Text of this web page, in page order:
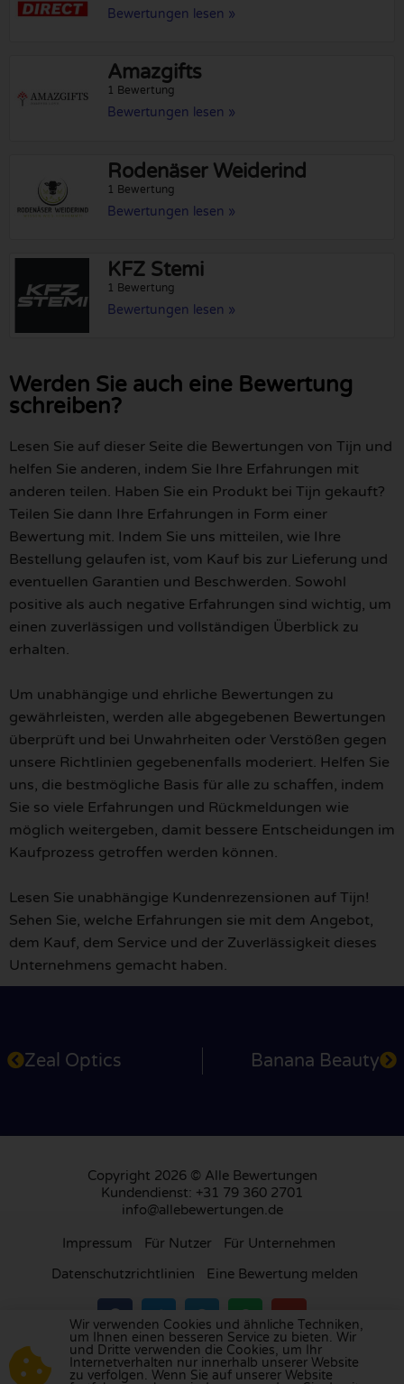
Bewertungen lesen »
Amazgifts
1 Bewertung
Bewertungen lesen »
Rodenäser Weiderind
1 Bewertung
Bewertungen lesen »
KFZ Stemi
1 Bewertung
Bewertungen lesen »
Werden Sie auch eine Bewertung
schreiben?
Lesen Sie auf dieser Seite die Bewertungen von Tijn und
helfen Sie anderen, indem Sie Ihre Erfahrungen mit
anderen teilen. Haben Sie ein Produkt bei Tijn gekauft?
Teilen Sie dann Ihre Erfahrungen in Form einer
Bewertung mit. Indem Sie uns mitteilen, wie Ihre
Bestellung gelaufen ist, vom Kauf bis zur Lieferung und
eventuellen Garantien und Beschwerden. Sowohl
positive als auch negative Erfahrungen sind wichtig, um
einen zuverlässigen und vollständigen Überblick zu
erhalten.
Um unabhängige und ehrliche Bewertungen zu
gewährleisten, werden alle abgegebenen Bewertungen
überprüft und bei Unwahrheiten oder Verstößen gegen
unsere Richtlinien gegebenenfalls moderiert. Helfen Sie
uns, die bestmögliche Basis für alle zu schaffen, indem
Sie so viele Erfahrungen und Rückmeldungen wie
möglich weitergeben, damit bessere Entscheidungen im
Kaufprozess getroffen werden können.
Lesen Sie unabhängige Kundenrezensionen auf Tijn!
Sehen Sie, welche Erfahrungen sie mit dem Angebot,
dem Kauf, dem Service und der Zuverlässigkeit dieses
Unternehmens gemacht haben.
Zeal Optics Banana Beauty
Copyright 2026 © Alle Bewertungen
Kundendienst: +31 79 360 2701
info@allebewertungen.de
Impressum Für Nutzer
Für Unternehmen
Datenschutzrichtlinien
Eine Bewertung melden
Besuchen Sie unsere Bewertungsplattform in
Großbritannien,Frankreich, denNiederlanden
Wir verwenden Cookies und ähnliche Techniken,
um Ihnen einen besseren Service zu bieten. Wir
und Dritte verwenden die Cookies, um Ihr
Internetverhalten nur innerhalb unserer Website
zu verfolgen. Wenn Sie auf unserer Website